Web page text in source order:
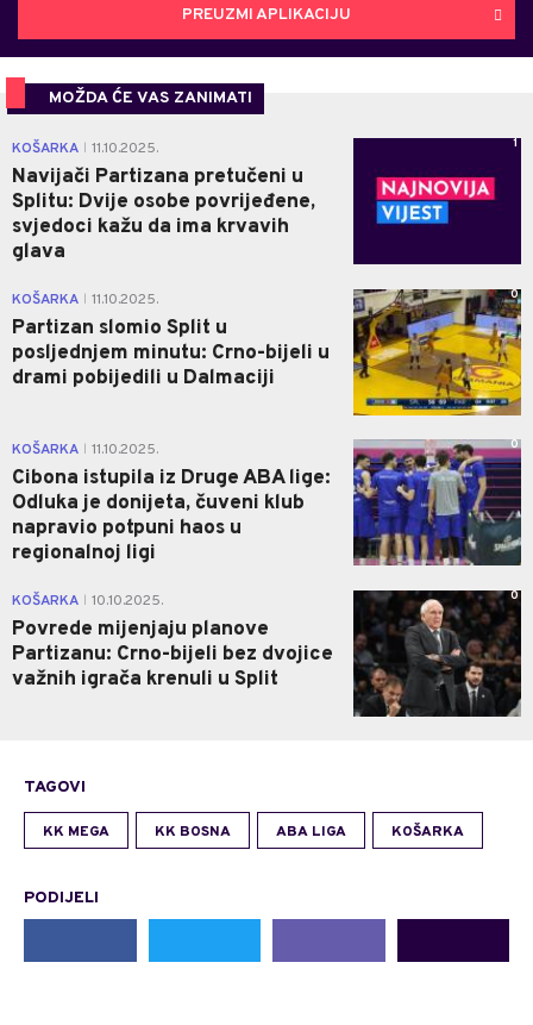
PREUZMI APLIKACIJU
MOŽDA ĆE VAS ZANIMATI
KOŠARKA 11.10.2025.
Navijači Partizana pretučeni u
Splitu: Dvije osobe povrijeđene,
svjedoci kažu da ima krvavih
glava
1
KOŠARKA 11.10.2025.
Partizan slomio Split u
posljednjem minutu: Crno-bijeli u
drami pobijedili u Dalmaciji
0
KOŠARKA 11.10.2025.
Cibona istupila iz Druge ABA lige:
Odluka je donijeta, čuveni klub
napravio potpuni haos u
regionalnoj ligi
0
KOŠARKA 10.10.2025.
Povrede mijenjaju planove
Partizanu: Crno-bijeli bez dvojice
važnih igrača krenuli u Split
0
TAGOVI
KK MEGA KK BOSNA ABA LIGA KOŠARKA
PODIJELI